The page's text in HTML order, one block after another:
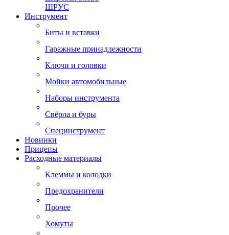
ШРУС
Инструмент
Биты и вставки
Гаражные принадлежности
Ключи и головки
Мойки автомобильные
Наборы инструмента
Свёрла и буры
Специнструмент
Новинки
Прицепы
Расходные материалы
Клеммы и колодки
Предохранители
Прочее
Хомуты